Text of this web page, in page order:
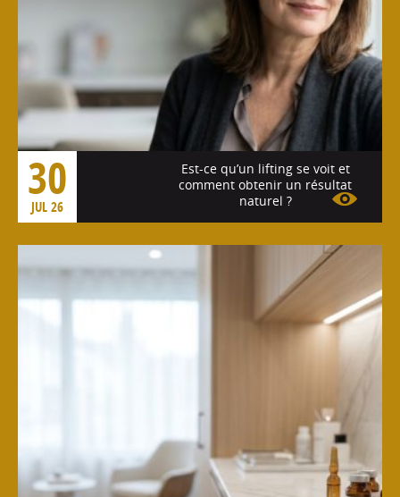
30
JUL 26
Est-ce qu’un lifting se voit et
comment obtenir un résultat
naturel ?
Voir l'article